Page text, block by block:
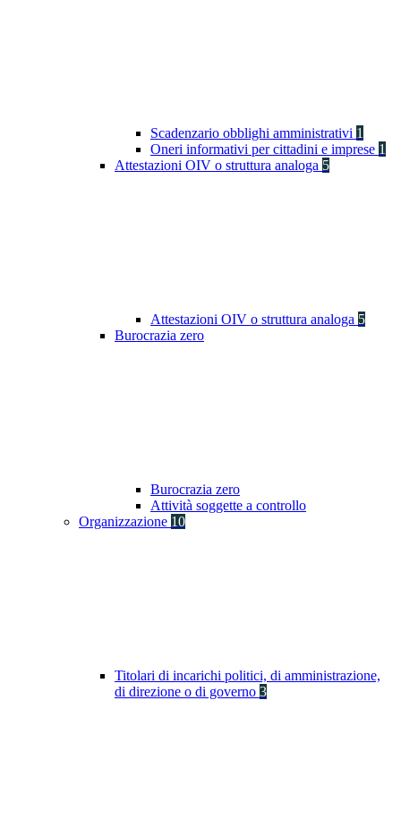
Scadenzario obblighi amministrativi 1
Oneri informativi per cittadini e imprese 1
Attestazioni OIV o struttura analoga 5
Attestazioni OIV o struttura analoga 5
Burocrazia zero
Burocrazia zero
Attività soggette a controllo
Organizzazione 10
Titolari di incarichi politici, di amministrazione,
di direzione o di governo 3